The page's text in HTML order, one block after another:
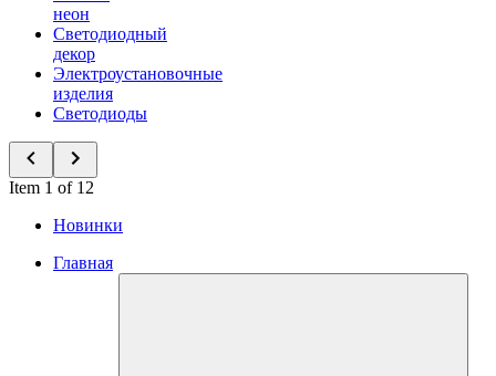
неон
Светодиодный
декор
Электроустановочные
изделия
Светодиоды
Item 1 of 12
Новинки
Главная